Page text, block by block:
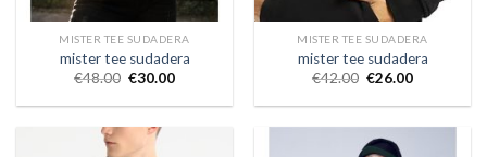
MISTER TEE SUDADERA
mister tee sudadera
€48.00 €30.00
MISTER TEE SUDADERA
mister tee sudadera
€42.00 €26.00